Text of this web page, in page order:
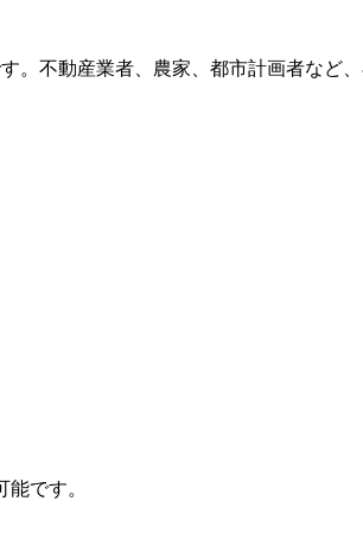
。不動産業者、農家、都市計画者など
です。